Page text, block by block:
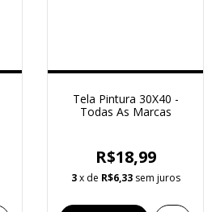
Tela Pintura 30X40 -
Todas As Marcas
R$18,99
3 x de R$6,33 sem juros